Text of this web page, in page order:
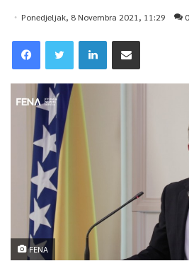
Ponedjeljak, 8 Novembra 2021, 11:29 0
FENA